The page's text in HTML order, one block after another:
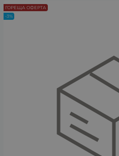
ГОРЕЩА ОФЕРТА
-3%